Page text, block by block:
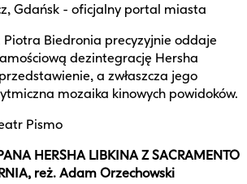
Gdańsk - oficjalny portal miasta
Biedronia precyzyjnie oddaje
dezintegrację Hersha
a zwłaszcza jego
mozaika kinowych powidoków.
Pismo
HERSHA LIBKINA Z SACRAMENTO
reż. Adam Orzechowski